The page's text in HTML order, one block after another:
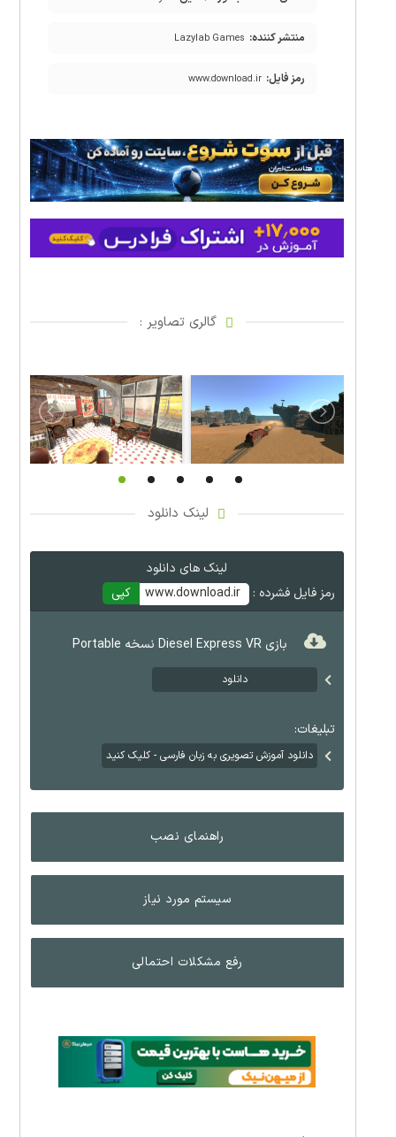
منتشر کننده: Lazylab Games
رمز فایل: www.download.ir
گالری تصاویر :
لینک دانلود
لینک های دانلود
رمز فایل فشرده :
www.download.ir کپی
بازی Diesel Express VR نسخه Portable
دانلود
تبلیغات:
دانلود آموزش تصویری به زبان فارسی - کلیک کنید
راهنمای نصب
سیستم مورد نیاز
رفع مشکلات احتمالی